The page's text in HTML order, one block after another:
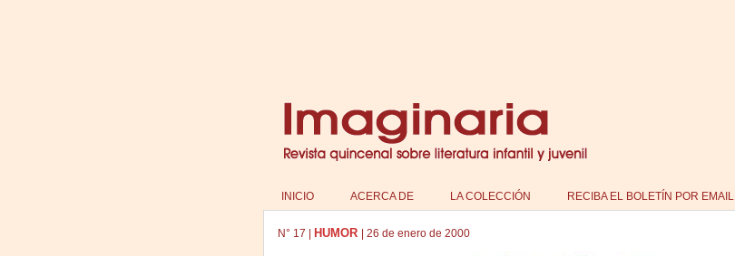
INICIO ACERCA DE LA COLECCIÓN RECIBA EL BOLETÍN POR EMAIL
N° 17 HUMOR 26 de enero de 2000